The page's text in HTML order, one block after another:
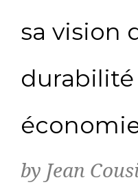
sa vision
by Jean